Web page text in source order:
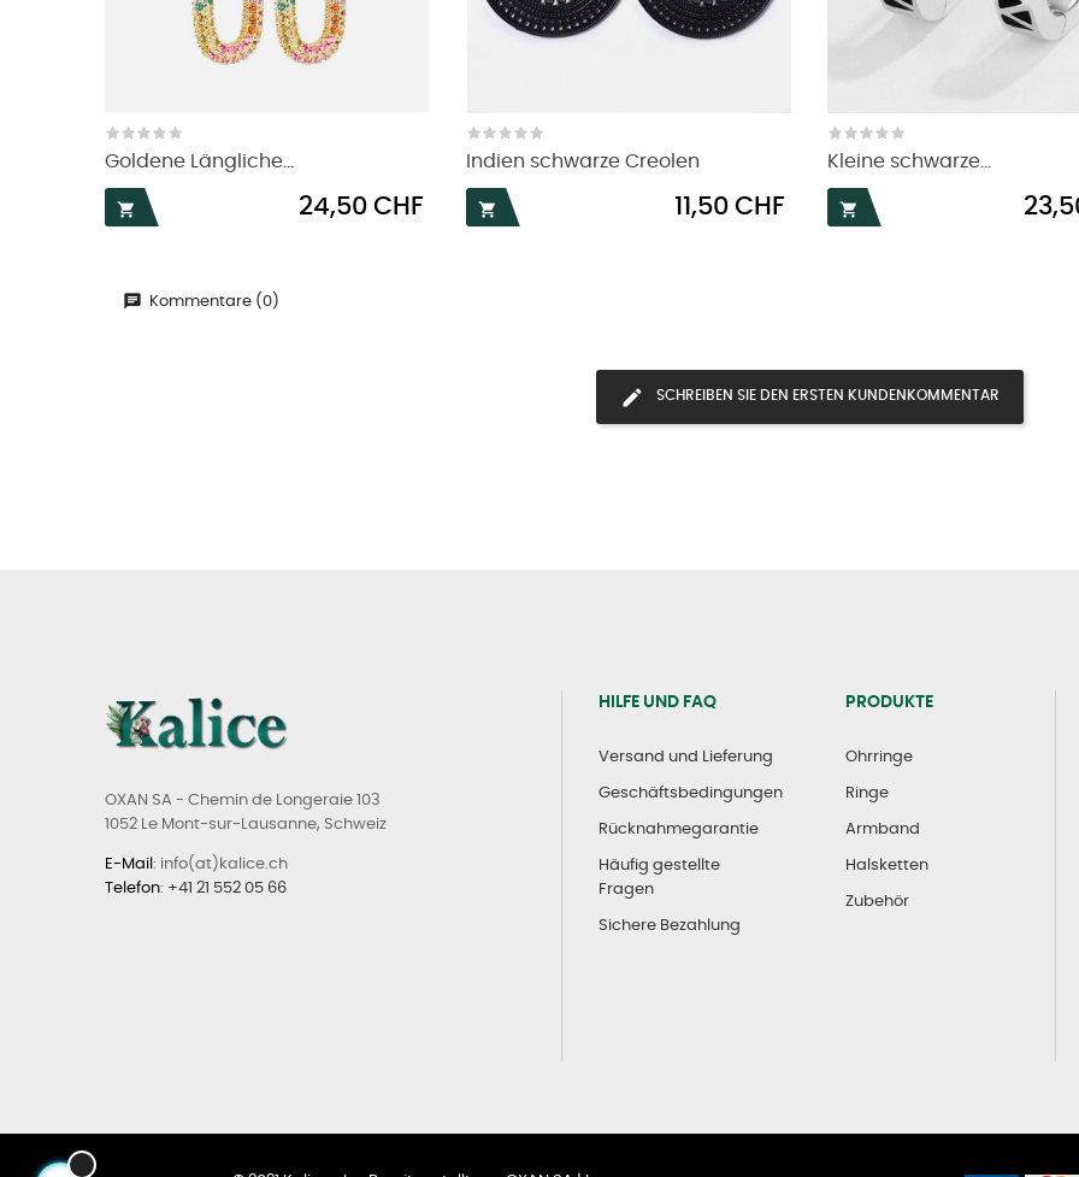
Goldene Längliche...

Preis
24,50 CHF
Indien schwarze Creolen

Preis
11,50 CHF
Kleine schwarze...

Preis
Kommentare (0)
SCHREIBEN SIE DEN ERSTEN KUNDENKOMMENTAR
OXAN SA - Chemin de Longeraie 103
1052 Le Mont-sur-Lausanne, Schweiz
E-Mail : info(at)kalice.ch
Telefon: +41 21 552 05 66
HILFE UND FAQ
Versand und Lieferung
Geschäftsbedingungen
Rücknahmegarantie
Häufig gestellte
Fragen
Sichere Bezahlung
PRODUKTE
Ohrringe
Ringe
Armband
Halsketten
Zubehör